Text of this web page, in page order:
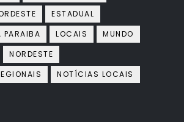
ESTADUAL
PARAIBA
LOCAIS
MUNDO
NORDESTE
NOTÍCIAS LOCAIS